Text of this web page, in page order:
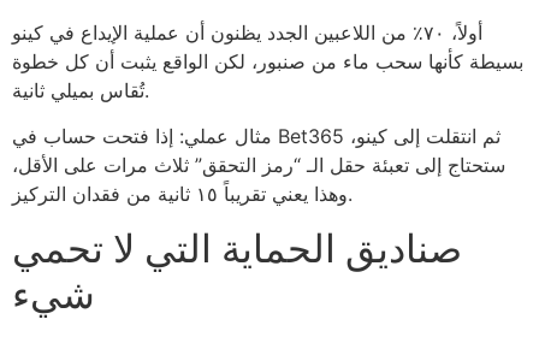
أولاً، ٧٠٪ من اللاعبين الجدد يظنون أن عملية الإيداع في كينو
بسيطة كأنها سحب ماء من صنبور، لكن الواقع يثبت أن كل خطوة
تُقاس بميلي ثانية.
مثال عملي: إذا فتحت حساب في Bet365 ثم انتقلت إلى كينو،
ستحتاج إلى تعبئة حقل الـ “رمز التحقق” ثلاث مرات على الأقل،
وهذا يعني تقريباً ١٥ ثانية من فقدان التركيز.
صناديق الحماية التي لا تحمي
شيء